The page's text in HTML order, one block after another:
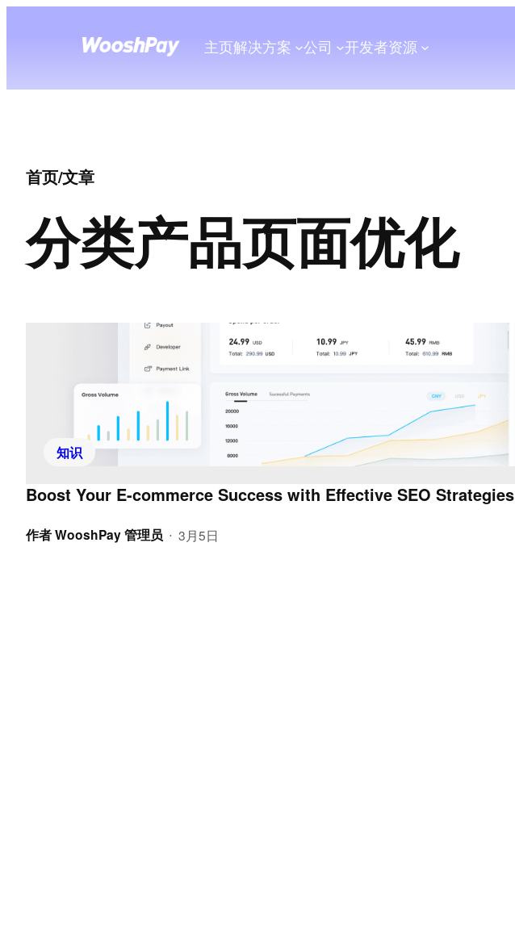
主页解决方案 公司 开发者资源
首页/文章
分类产品页面优化
知识
Boost Your E-commerce Success with Effective SEO Strategies
作者WooshPay 管理员 • 3月5日